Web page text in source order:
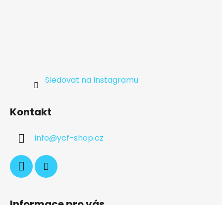
Sledovat na Instagramu
Kontakt
info@ycf-shop.cz